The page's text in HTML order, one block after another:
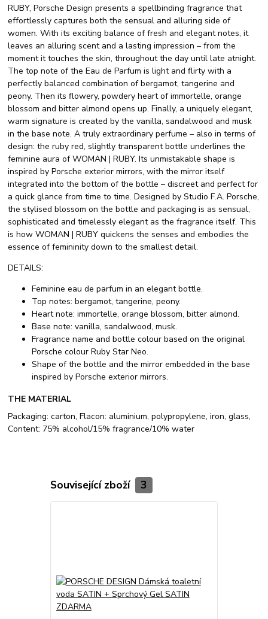
RUBY, Porsche Design presents a spellbinding fragrance that
effortlessly captures both the sensual and alluring side of
women. With its exciting balance of fresh and elegant notes, it
leaves an alluring scent and a lasting impression – from the
moment it touches the skin, throughout the day until late atnight.
The top note of the Eau de Parfum is light and flirty with a
perfectly balanced combination of bergamot, tangerine and
peony. Then its flowery, powdery heart of immortelle, orange
blossom and bitter almond opens up. Finally, a uniquely elegant,
warm signature is created by the vanilla, sandalwood and musk
in the base note. A truly extraordinary perfume – also in terms of
design: the ruby red, slightly transparent bottle underlines the
feminine aura of WOMAN | RUBY. Its unmistakable shape is
inspired by Porsche exterior mirrors, with the mirror itself
integrated into the bottom of the bottle – discreet and perfect for
a quick glance from time to time. Designed by Studio F.A. Porsche,
the stylised blossom on the bottle and packaging is as sensual,
sophisticated and timelessly elegant as the fragrance itself. This
is how WOMAN | RUBY quickens the senses and embodies the
essence of femininity down to the smallest detail.
DETAILS:
Feminine eau de parfum in an elegant bottle.
Top notes: bergamot, tangerine, peony.
Heart note: immortelle, orange blossom, bitter almond.
Base note: vanilla, sandalwood, musk.
Fragrance name and bottle colour based on the original
Porsche colour Ruby Star Neo.
Shape of the bottle and the mirror embedded in the base
inspired by Porsche exterior mirrors.
THE MATERIAL
Packaging: carton, Flacon: aluminium, polypropylene, iron, glass,
Content: 75% alcohol/15% fragrance/10% water
Související zboží 3